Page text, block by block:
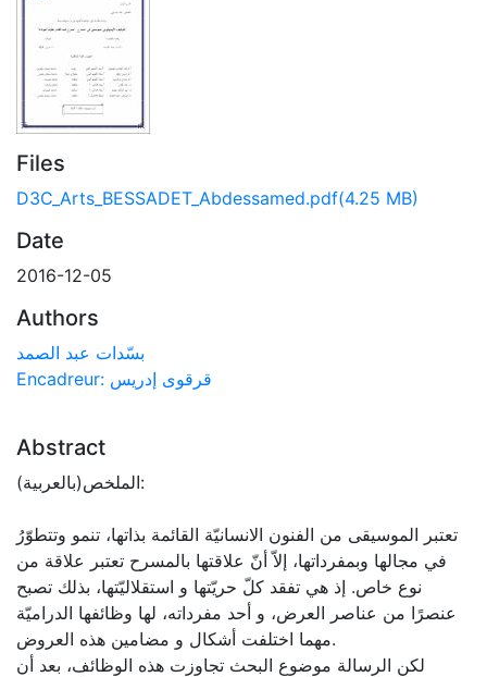
Files
D3C_Arts_BESSADET_Abdessamed.pdf(4.25 MB)
Date
2016-12-05
Authors
بسّدات عبد الصمد
Encadreur: قرقوى إدريس
Abstract
الملخص(بالعربية):
تعتبر الموسيقى من الفنون الانسانيّة القائمة بذاتها، تنمو وتتطوّرُ
في مجالها وبمفرداتها، إلاّ أنّ علاقتها بالمسرح تعتبر علاقة من
نوع خاص. إذ هي تفقد كلّ حريّتها و استقلاليّتها، بذلك تصبح
عنصرًا من عناصر العرض، و أحد مفرداته، لها وظائفها الدراميّة
مهما اختلفت أشكال و مضامين هذه العروض.
لكن الرسالة موضوع البحث تجاوزت هذه الوظائف، بعد أن